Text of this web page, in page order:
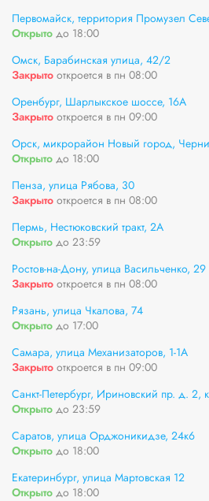
Первомайск, территория Промузел
Открыто до 18:00
Омск, Барабинская улица, 42/2
Закрыто откроется в пн 08:00
Оренбург, Шарлыкское шоссе, 16А
Закрыто откроется в пн 09:00
Орск, микрорайон Новый город,
Открыто до 18:00
Пенза, улица Рябова, 30
Закрыто откроется в пн 08:00
Пермь, Нестюковский тракт, 2А
Открыто до 23:59
Ростов-на-Дону, улица Васильченко, 29
Закрыто откроется в пн 08:00
Рязань, улица Чкалова, 74
Открыто до 17:00
Самара, улица Механизаторов, 1-1А
Закрыто откроется в пн 09:00
Санкт-Петербург, Ириновский пр. д. 2,
Открыто до 23:59
Саратов, улица Орджоникидзе, 24к6
Открыто до 18:00
Екатеринбург, улица Мартовская 12
Открыто до 18:00